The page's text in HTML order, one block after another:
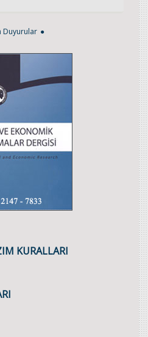
Duyurular
KURALLARI